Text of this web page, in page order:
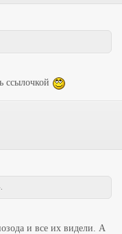
ссылочкой
и все их видели. А